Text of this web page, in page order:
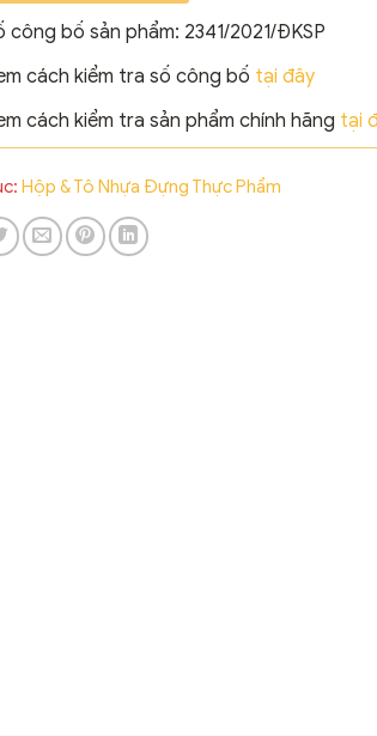
công bố sản phẩm: 2341/2021/ĐKSP
cách kiểm tra số công bố tại đây
cách kiểm tra sản phẩm chính hãng tại
Hộp & Tô Nhựa Đựng Thực Phẩm